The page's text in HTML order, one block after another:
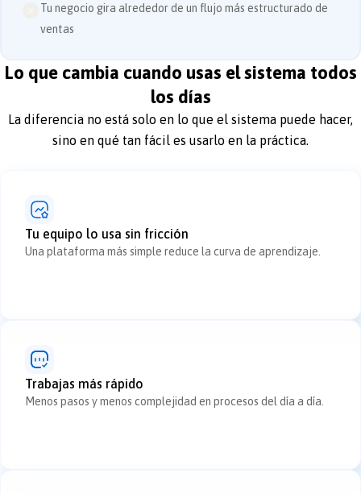
Tu negocio gira alrededor de un flujo más estructurado de
ventas
Lo que cambia cuando usas el sistema todos
los días
La diferencia no está solo en lo que el sistema puede hacer,
sino en qué tan fácil es usarlo en la práctica.
Tu equipo lo usa sin fricción
Una plataforma más simple reduce la curva de aprendizaje.
Trabajas más rápido
Menos pasos y menos complejidad en procesos del día a día.